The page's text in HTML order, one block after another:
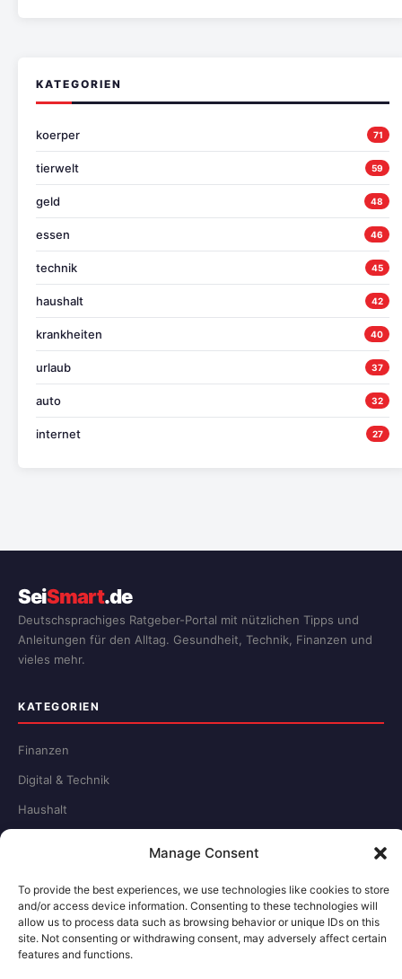
Manage Consent
To provide the best experiences, we use technologies like cookies to store
and/or access device information. Consenting to these technologies will
allow us to process data such as browsing behavior or unique IDs on this
site. Not consenting or withdrawing consent, may adversely affect certain
features and functions.
KATEGORIEN
koerper 71
tierwelt 59
geld 48
essen 46
technik 45
haushalt 42
krankheiten 40
urlaub 37
auto 32
internet 27
SeiSmart.de
Deutschsprachiges Ratgeber-Portal mit nützlichen Tipps und
Anleitungen für den Alltag. Gesundheit, Technik, Finanzen und
vieles mehr.
KATEGORIEN
Finanzen
Digital & Technik
Haushalt
Gesundheit
MEHR